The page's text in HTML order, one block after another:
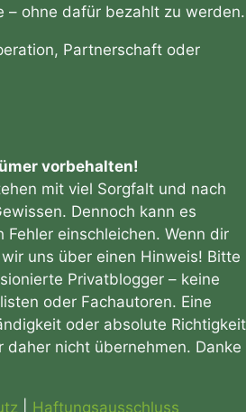
– ohne dafür bezahlt zu werden.
Partnerschaft oder
vorbehalten!
mit viel Sorgfalt und nach
Dennoch kann es
Fehler einschleichen. Wenn dir
uns über einen Hinweis! Bitte
Privatblogger – keine
oder Fachautoren. Eine
oder absolute Richtigkeit
daher nicht übernehmen. Danke
Haftungsausschluss